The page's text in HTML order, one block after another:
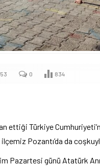
0 834
ettiği Türkiye
Pozantı’da da
Pazartesi günü Atatürk